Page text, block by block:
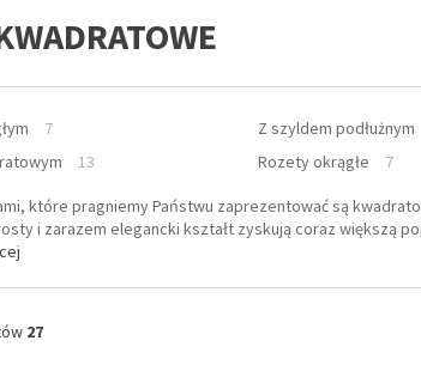
7
13
Z szyldem podłużnym
Rozety okrągłe
7
które pragniemy Państwu zaprezentować są
i zarazem elegancki kształt zyskują coraz większą
27